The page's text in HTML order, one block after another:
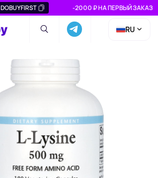
DOBUYFIRST -2000 ₽ НА ПЕРВЫЙ ЗАКАЗ
RU